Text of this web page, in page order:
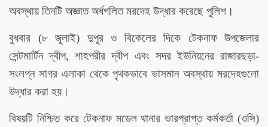
অবস্থায় তিনটি অজ্ঞাত অর্ধগলিত মরদেহ উদ্ধার করেছে পুলিশ।
বুধবার (৮ জুলাই) দুপুর ও বিকেলের দিকে টেকনাফ উপজেলার
সেন্টমার্টিন দ্বীপ, শাহপরীর দ্বীপ এবং সদর ইউনিয়নের রাজারছড়া-
সংলগ্ন সাগর এলাকা থেকে পৃথকভাবে ভাসমান অবস্থায় মরদেহগুলো
উদ্ধার করা হয়।
বিষয়টি নিশ্চিত করে টেকনাফ মডেল থানার ভারপ্রাপ্ত কর্মকর্তা (ওসি)